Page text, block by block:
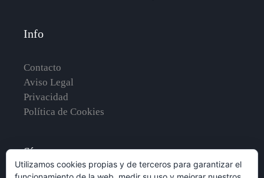
Info
Contacto
Aviso Legal
Privacidad
Política de Cookies
Síguenos en
Utilizamos cookies propias y de terceros para garantizar el